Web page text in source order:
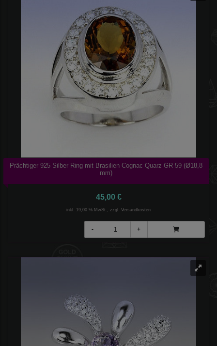
Prächtiger 925 Silber Ring mit Brasilien Cognac Quarz GR 59 (Ø18,8
mm)
45,00 €
inkl. 19,00 % MwSt., zzgl. Versandkosten